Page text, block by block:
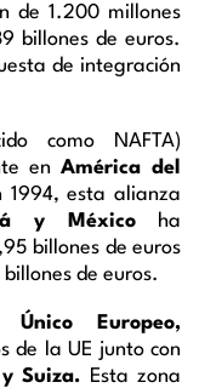
de 1.200 millones
billones de euros.
de integración
como NAFTA)
en América del
1994, esta alianza
y Méxicoha
billones de euros
de euros.
Europeo,
de la UE junto con
Suiza. Esta zona